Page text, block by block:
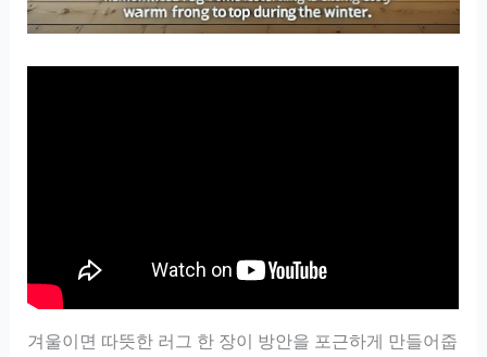
겨울이면 따뜻한 러그 한 장이 방안을 포근하게 만들어줍